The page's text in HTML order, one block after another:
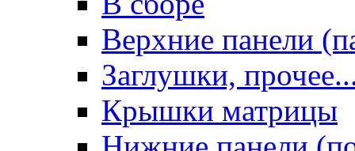
Верхние панели
Заглушки,
Крышки матрицы